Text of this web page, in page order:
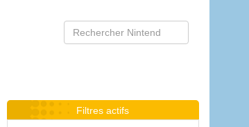
Filtres actifs